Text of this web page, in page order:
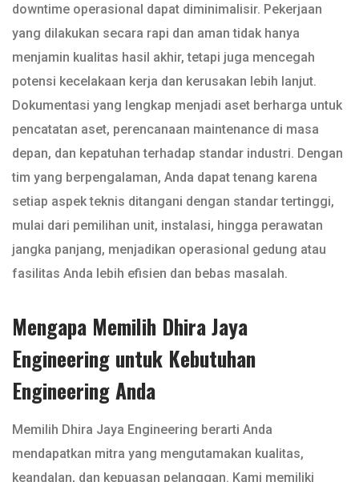
downtime operasional dapat diminimalisir. Pekerjaan
yang dilakukan secara rapi dan aman tidak hanya
menjamin kualitas hasil akhir, tetapi juga mencegah
potensi kecelakaan kerja dan kerusakan lebih lanjut.
Dokumentasi yang lengkap menjadi aset berharga untuk
pencatatan aset, perencanaan maintenance di masa
depan, dan kepatuhan terhadap standar industri. Dengan
tim yang berpengalaman, Anda dapat tenang karena
setiap aspek teknis ditangani dengan standar tertinggi,
mulai dari pemilihan unit, instalasi, hingga perawatan
jangka panjang, menjadikan operasional gedung atau
fasilitas Anda lebih efisien dan bebas masalah.
Mengapa Memilih Dhira Jaya
Engineering untuk Kebutuhan
Engineering Anda
Memilih Dhira Jaya Engineering berarti Anda
mendapatkan mitra yang mengutamakan kualitas,
keandalan, dan kepuasan pelanggan. Kami memiliki